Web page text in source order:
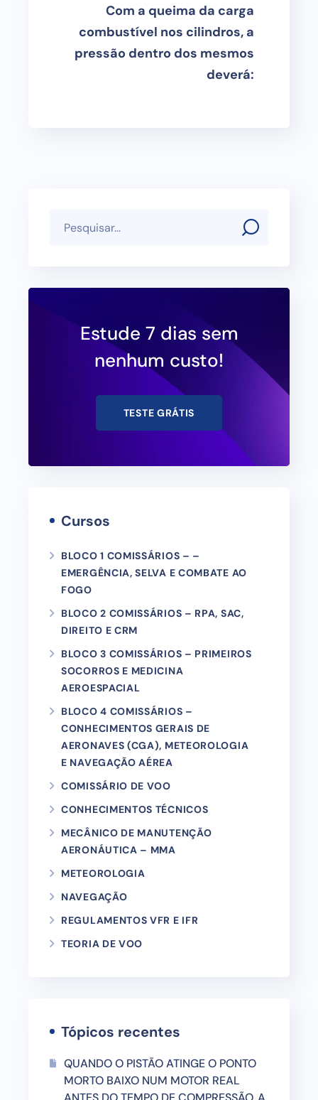
Com a queima da carga
combustível nos cilindros, a
pressão dentro dos mesmos
deverá:
Estude 7 dias sem
nenhum custo!
TESTE GRÁTIS
Cursos
BLOCO 1 COMISSÁRIOS – –
EMERGÊNCIA, SELVA E COMBATE AO
FOGO
BLOCO 2 COMISSÁRIOS – RPA, SAC,
DIREITO E CRM
BLOCO 3 COMISSÁRIOS – PRIMEIROS
SOCORROS E MEDICINA
AEROESPACIAL
BLOCO 4 COMISSÁRIOS –
CONHECIMENTOS GERAIS DE
AERONAVES (CGA), METEOROLOGIA
E NAVEGAÇÃO AÉREA
COMISSÁRIO DE VOO
CONHECIMENTOS TÉCNICOS
MECÂNICO DE MANUTENÇÃO
AERONÁUTICA – MMA
METEOROLOGIA
NAVEGAÇÃO
REGULAMENTOS VFR E IFR
TEORIA DE VOO
Tópicos recentes
QUANDO O PISTÃO ATINGE O PONTO
MORTO BAIXO NUM MOTOR REAL